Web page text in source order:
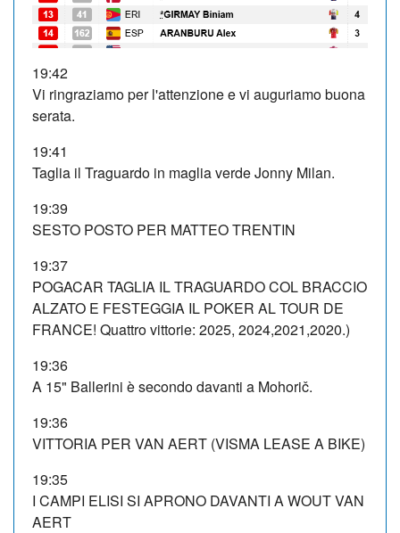
19:42
Vi ringraziamo per l'attenzione e vi auguriamo buona
serata.
19:41
Taglia il Traguardo in maglia verde Jonny Milan.
19:39
SESTO POSTO PER MATTEO TRENTIN
19:37
POGACAR TAGLIA IL TRAGUARDO COL BRACCIO
ALZATO E FESTEGGIA IL POKER AL TOUR DE
FRANCE! Quattro vittorie: 2025, 2024,2021,2020.)
19:36
A 15" Ballerini è secondo davanti a Mohorič.
19:36
VITTORIA PER VAN AERT (VISMA LEASE A BIKE)
19:35
I CAMPI ELISI SI APRONO DAVANTI A WOUT VAN
AERT